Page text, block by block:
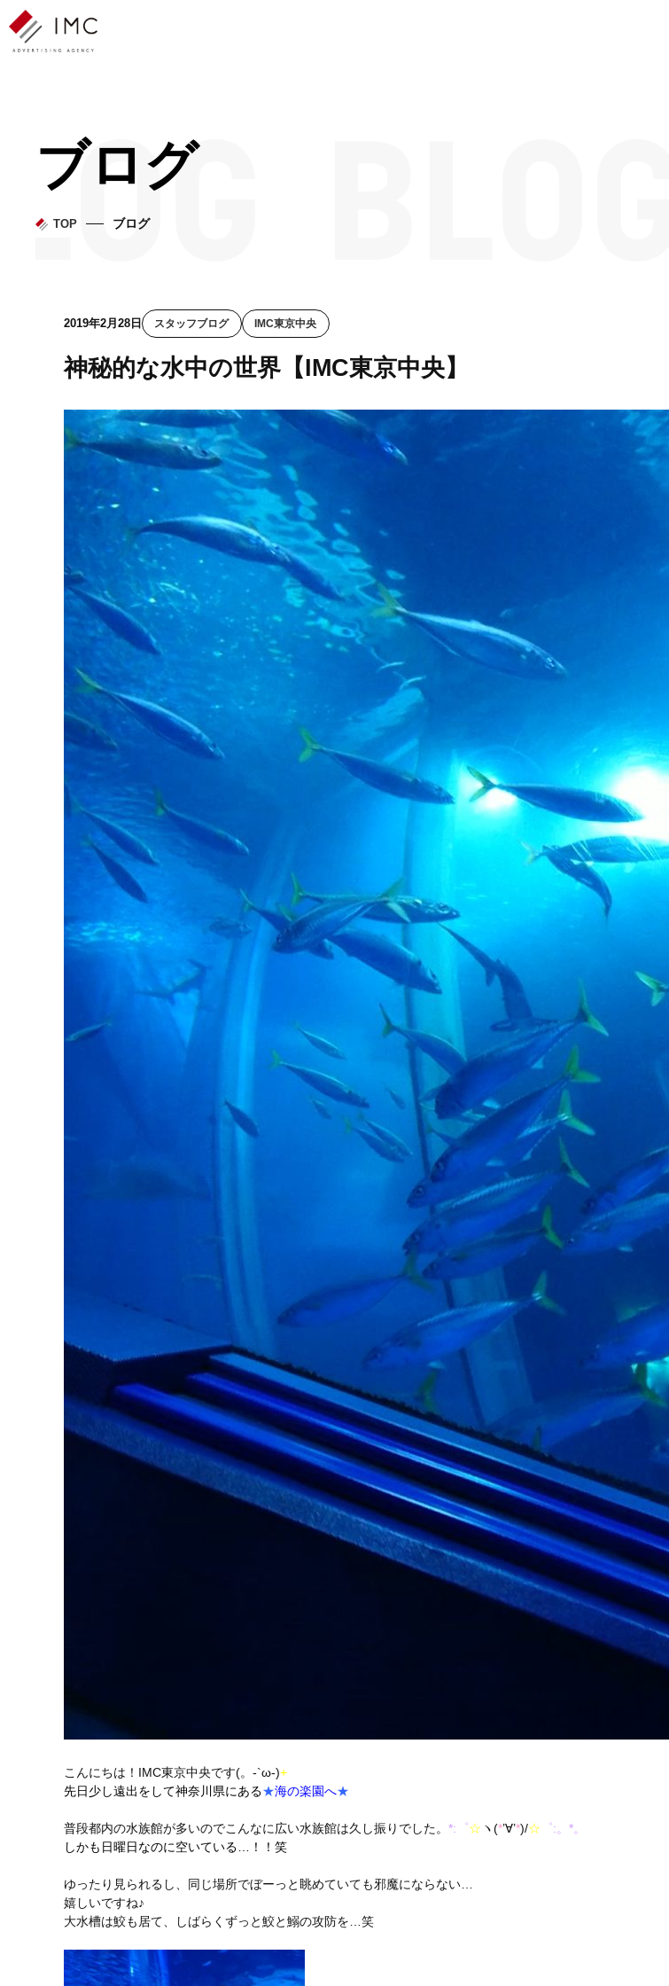
ブログ
TOP ブログ
2019年2月28日 スタッフブログ IMC東京中央
神秘的な水中の世界【IMC東京中央】
こんにちは！IMC東京中央です(。-`ω-)+
先日少し遠出をして神奈川県にある★海の楽園へ★
普段都内の水族館が多いのでこんなに広い水族館は久し振りでした。 *:゜☆ ヽ(*’∀’*)/☆ ゜:。*。
しかも日曜日なのに空いている…！！笑
ゆったり見られるし、同じ場所でぼーっと眺めていても邪魔にならない…
嬉しいですね♪
大水槽は鮫も居て、しばらくずっと鮫と鰯の攻防を…笑